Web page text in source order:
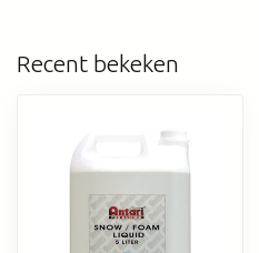
Recent bekeken